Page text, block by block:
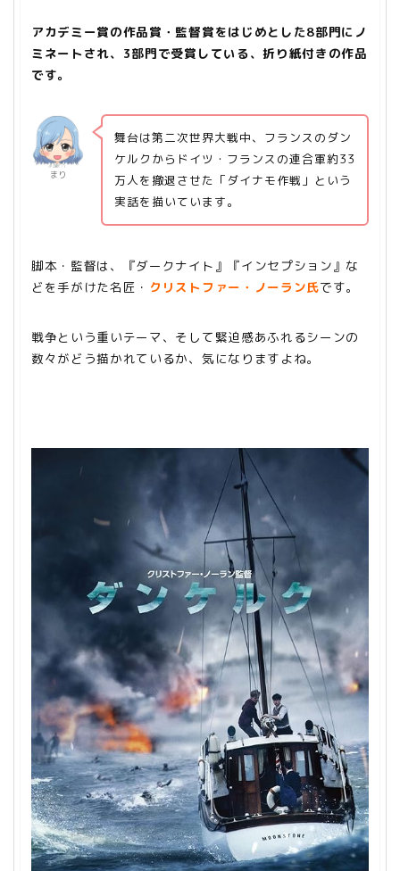
アカデミー賞の作品賞・監督賞をはじめとした8部門にノ
ミネートされ、3部門で受賞している、折り紙付きの作品
です。
まり
舞台は第二次世界大戦中、フランスのダン
ケルクからドイツ・フランスの連合軍約33
万人を撤退させた「ダイナモ作戦」という
実話を描いています。
脚本・監督は、『ダークナイト』『インセプション』な
どを手がけた名匠・ クリストファー・ノーラン氏です。
戦争という重いテーマ、そして緊迫感あふれるシーンの
数々がどう描かれているか、気になりますよね。